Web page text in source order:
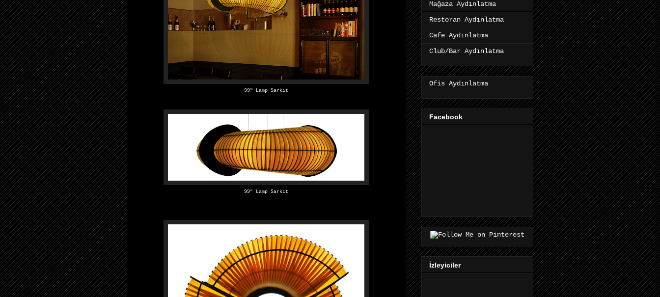
99″ Lamp Sarkıt
99″ Lamp Sarkıt
Mağaza Aydınlatma
Restoran Aydınlatma
Cafe Aydınlatma
Club/Bar Aydınlatma
Ofis Aydınlatma
Facebook
İzleyiciler